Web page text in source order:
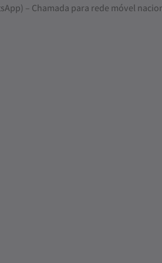
– Chamada para rede móvel